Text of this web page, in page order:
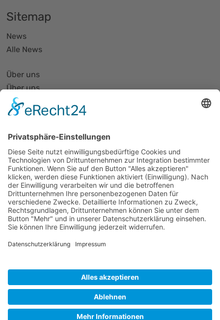
Sitemap
News
Alle News
Über uns
Über uns
PhotonicNet:work - 1. Netzwerktreffen
Organisationsform
Partnernetze
Mitglied werden
Projekte
Veranstaltungen
Alle Veranstaltungen
Jobs
Alle Jobs
Kontakt
Impressum